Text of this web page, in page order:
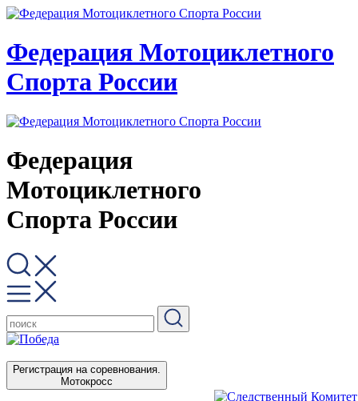
Федерация Мотоциклетного
Спорта России
Федерация
Мотоциклетного
Спорта России
Регистрация на соревнования.
Мотокросс